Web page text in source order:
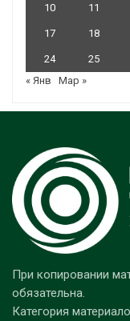
10 11
17 18
24 25
« Янв
Мар »
При копировании
обязательна.
Категория